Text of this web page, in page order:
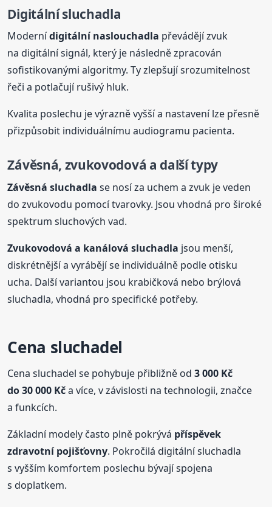
Digitální sluchadla
Modernídigitální naslouchadla převádějí zvuk
na digitální signál, který je následně zpracován
sofistikovanými algoritmy. Ty zlepšují srozumitelnost
řeči a potlačují rušivý hluk.
Kvalita poslechu je výrazně vyšší a nastavení lze přesně
přizpůsobit individuálnímu audiogramu pacienta.
Závěsná, zvukovodová a další typy
Závěsná sluchadla se nosí za uchem a zvuk je veden
do zvukovodu pomocí tvarovky. Jsou vhodná pro široké
spektrum sluchových vad.
Zvukovodová a kanálová sluchadla jsou menší,
diskrétnější a vyrábějí se individuálně podle otisku
ucha. Další variantou jsou krabičková nebo brýlová
sluchadla, vhodná pro specifické potřeby.
Cena sluchadel
Cena sluchadel se pohybuje přibližně od3 000 Kč
do 30 000 Kča více, v závislosti na technologii, značce
a funkcích.
Základní modely často plně pokrývá příspěvek
zdravotní pojišťovny. Pokročilá digitální sluchadla
s vyšším komfortem poslechu bývají spojena
s doplatkem.